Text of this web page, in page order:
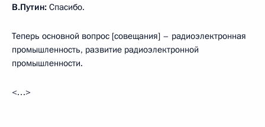
В.Путин: Спасибо.
Теперь основной вопрос [совещания] – радиоэлектронная
промышленность, развитие радиоэлектронной
промышленности.
<…>